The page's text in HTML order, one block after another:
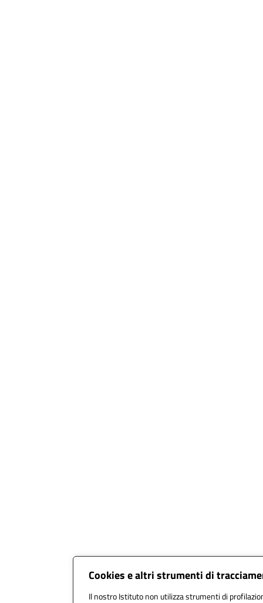
Cookies e altri strumenti di
Il nostro Istituto non utilizza strumenti di